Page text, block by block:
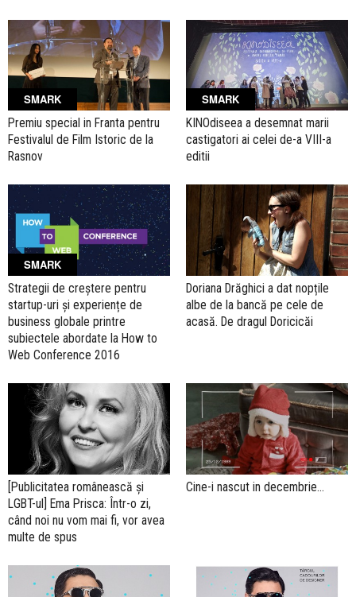
SMARK
Premiu special in Franta pentru
Festivalul de Film Istoric de la
Rasnov
SMARK
KINOdiseea a desemnat marii
castigatori ai celei de-a VIII-a
editii
SMARK
Strategii de creștere pentru
startup-uri și experiențe de
business globale printre
subiectele abordate la How to
Web Conference 2016
Doriana Drăghici a dat nopțile
albe de la bancă pe cele de
acasă. De dragul Doricicăi
[Publicitatea românească şi
LGBT-ul] Ema Prisca: Într-o zi,
când noi nu vom mai fi, vor avea
multe de spus
Cine-i nascut in decembrie…